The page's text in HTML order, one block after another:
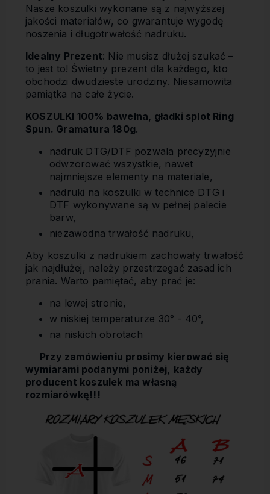
Nasze koszulki wykonane są z najwyższej
jakości materiałów, co gwarantuje wygodę
noszenia i długotrwałość nadruku.
Idealny Prezent: Nie musisz dłużej szukać –
to jest to! Świetny prezent dla każdego, kto
obchodzi dwudzieste urodziny. Niesamowita
pamiątka na całe życie.
KOSZULKI 100% bawełna, gładki splot Ring
Spun. Gramatura 180g.
nadruk DTG/DTF pozwala precyzyjnie
odwzorować wszystkie, nawet
najmniejsze elementy na materiale,
nadruki na koszulki w technice DTG i
DTF wykonywane są w pełnej palecie
barw,
niezawodna trwałość nadruku,
Aby koszulki z nadrukiem zachowały trwałość
jak najdłużej, należy przestrzegać zasad ich
prania. Warto pamiętać, aby prać je:
na lewej stronie,
w niskiej temperaturze 30° - 40°,
na niskich obrotach
Przy zamówieniu prosimy kierować się
wymiarami podanymi poniżej, każdy
producent koszulek ma własną
rozmiarówkę!!!